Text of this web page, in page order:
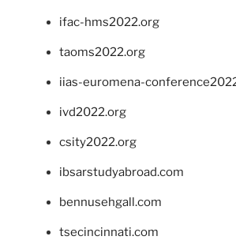
ifac-hms2022.org
taoms2022.org
iias-euromena-
ivd2022.org
csity2022.org
ibsarstudyabroad.com
bennusehgall.com
tsecincinnati.com